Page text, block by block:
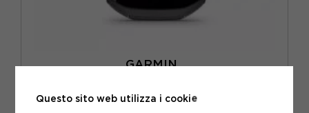
GARMIN
ACQUISTA
Questo sito web utilizza i cookie